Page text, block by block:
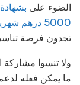
الضوء على
5000 درهم شهريا
تجدون فرصة
ولا تنسوا مشاركة
ما يمكن فعله